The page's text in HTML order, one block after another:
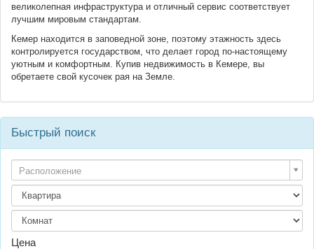
великолепная инфраструктура и отличный сервис соответствует
лучшим мировым стандартам.
Кемер находится в заповедной зоне, поэтому этажность здесь
контролируется государством, что делает город по-настоящему
уютным и комфортным. Купив недвижимость в Кемере, вы
обретаете свой кусочек рая на Земле.
Быстрый поиск
Расположение
Цена